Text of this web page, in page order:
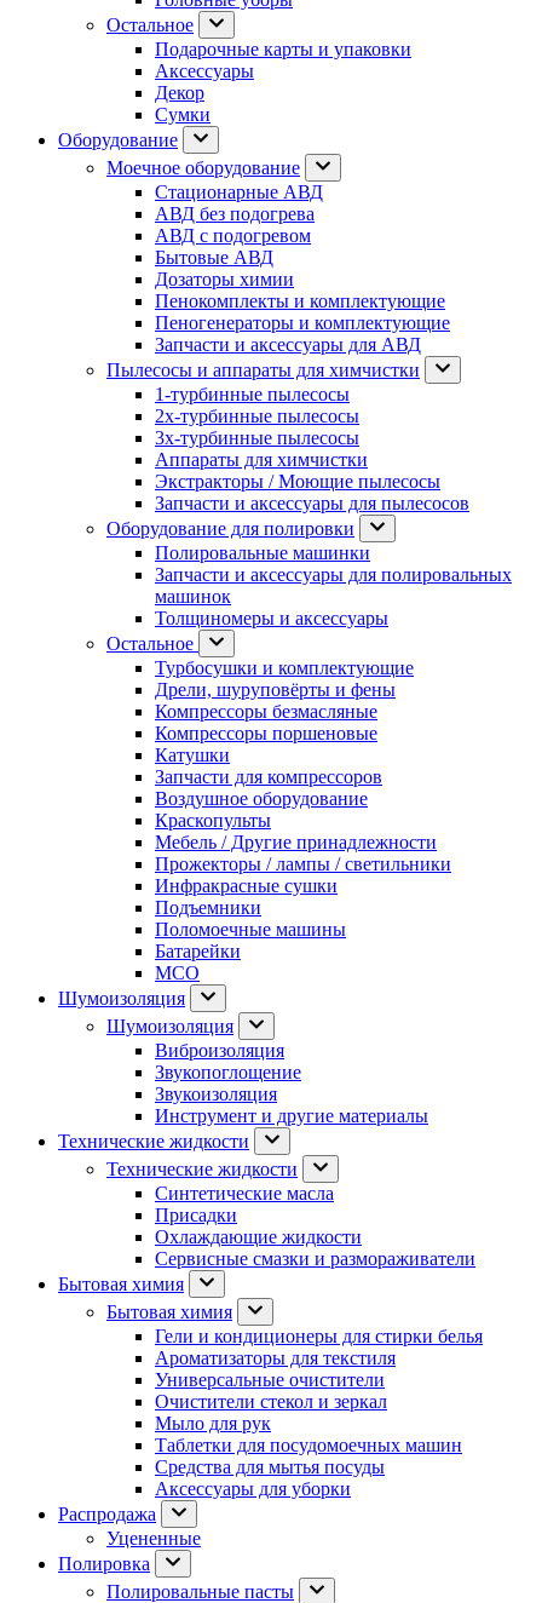
Остальное
Подарочные карты и упаковки
Аксессуары
Декор
Сумки
Оборудование
Моечное оборудование
Стационарные АВД
АВД без подогрева
АВД с подогревом
Бытовые АВД
Дозаторы химии
Пенокомплекты и комплектующие
Пеногенераторы и комплектующие
Запчасти и аксессуары для АВД
Пылесосы и аппараты для химчистки
1-турбинные пылесосы
2х-турбинные пылесосы
3х-турбинные пылесосы
Аппараты для химчистки
Экстракторы / Моющие пылесосы
Запчасти и аксессуары для пылесосов
Оборудование для полировки
Полировальные машинки
Запчасти и аксессуары для полировальных
машинок
Толщиномеры и аксессуары
Остальное
Турбосушки и комплектующие
Дрели, шуруповёрты и фены
Компрессоры безмасляные
Компрессоры поршеновые
Катушки
Запчасти для компрессоров
Воздушное оборудование
Краскопульты
Мебель / Другие принадлежности
Прожекторы / лампы / светильники
Инфракрасные сушки
Подъемники
Поломоечные машины
Батарейки
МСО
Шумоизоляция
Шумоизоляция
Виброизоляция
Звукопоглощение
Звукоизоляция
Инструмент и другие материалы
Технические жидкости
Технические жидкости
Синтетические масла
Присадки
Охлаждающие жидкости
Сервисные смазки и размораживатели
Бытовая химия
Бытовая химия
Гели и кондиционеры для стирки белья
Ароматизаторы для текстиля
Универсальные очистители
Очистители стекол и зеркал
Мыло для рук
Таблетки для посудомоечных машин
Средства для мытья посуды
Аксессуары для уборки
Распродажа
Уцененные
Полировка
Полировальные пасты